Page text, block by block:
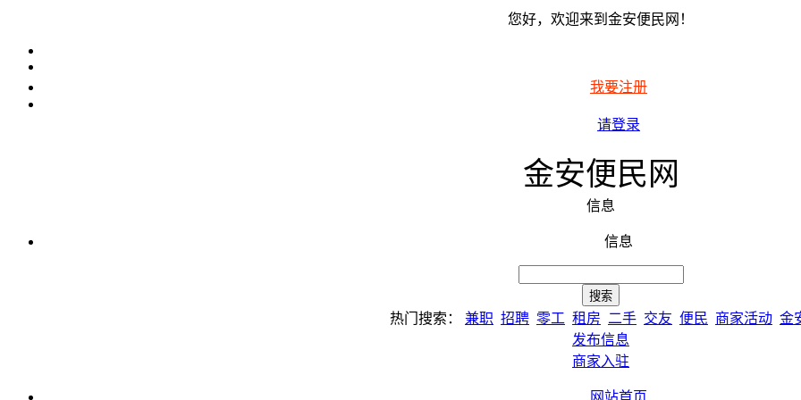
您好，欢迎来到金安便民网！
我要注册
请登录
金安便民网
信息
信息
热门搜索： 兼职 招聘 零工 租房 二手 交友 便民 商家活动 金
发布信息
商家入驻
网站首页